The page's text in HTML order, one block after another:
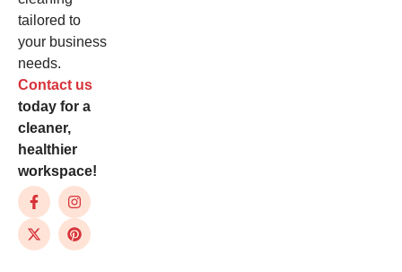
tailored to
your business
needs.
Contact us
today for a
cleaner,
healthier
workspace!